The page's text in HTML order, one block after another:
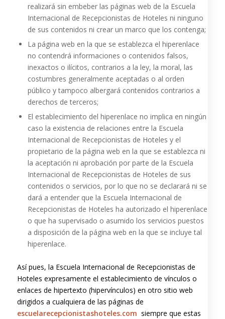
realizará sin embeber las páginas web de la Escuela
Internacional de Recepcionistas de Hoteles ni ninguno
de sus contenidos ni crear un marco que los contenga;
La página web en la que se establezca el hiperenlace
no contendrá informaciones o contenidos falsos,
inexactos o ilícitos, contrarios a la ley, la moral, las
costumbres generalmente aceptadas o al orden
público y tampoco albergará contenidos contrarios a
derechos de terceros;
El establecimiento del hiperenlace no implica en ningún
caso la existencia de relaciones entre la Escuela
Internacional de Recepcionistas de Hoteles y el
propietario de la página web en la que se establezca ni
la aceptación ni aprobación por parte de la Escuela
Internacional de Recepcionistas de Hoteles de sus
contenidos o servicios, por lo que no se declarará ni se
dará a entender que la Escuela Internacional de
Recepcionistas de Hoteles ha autorizado el hiperenlace
o que ha supervisado o asumido los servicios puestos
a disposición de la página web en la que se incluye tal
hiperenlace.
Así pues, la Escuela Internacional de Recepcionistas de
Hoteles expresamente el establecimiento de vínculos o
enlaces de hipertexto (hipervínculos) en otro sitio web
dirigidos a cualquiera de las páginas de
escuelarecepcionistashoteles.com siempre que estas